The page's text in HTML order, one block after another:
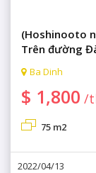
(Hoshinooto
Trên đường
Ba Dinh
$ 1,800 /
75 m2
2022/04/13